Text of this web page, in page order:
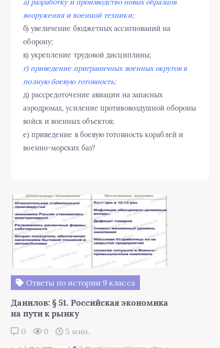
а) разработку и производство новых образцов
вооружения и военной техники;
б) увеличение бюджетных ассигнований на
оборону;
в) укрепление трудовой дисциплины;
г) приведение приграничных военных округов в
полную боевую готовность;
д) рассредоточение авиации на запасных
аэродромах, усиление противовоздушной обороны
войск и военных объектов;
е) приведение в боевую готовность кораблей и
военно-морских баз?
Ответы по истории 9 класса
Данилов: § 51. Российская экономика
на пути к рынку
0 0 5 мин.